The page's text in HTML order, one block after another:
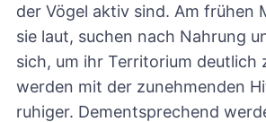
der Vögel aktiv sind. Am frühen
sie laut, suchen nach Nahrung
sich, um ihr Territorium deutlich
werden mit der zunehmenden
ruhiger. Dementsprechend